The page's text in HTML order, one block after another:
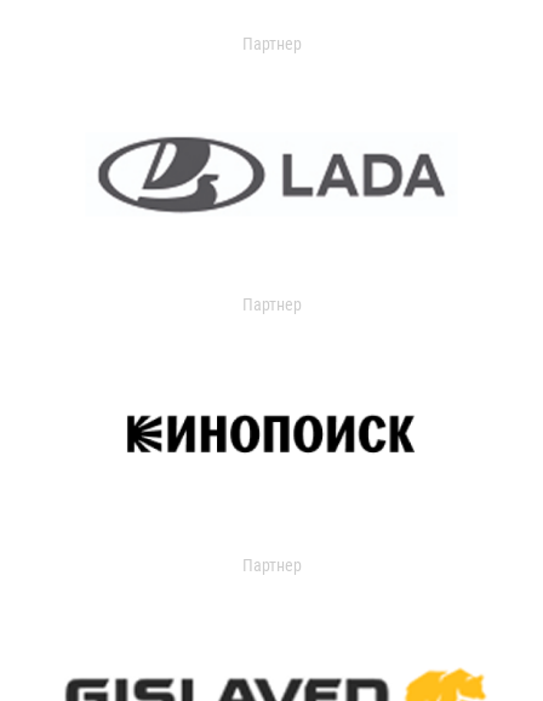
Партнер
Партнер
Партнер